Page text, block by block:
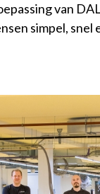
van
simpel, snel